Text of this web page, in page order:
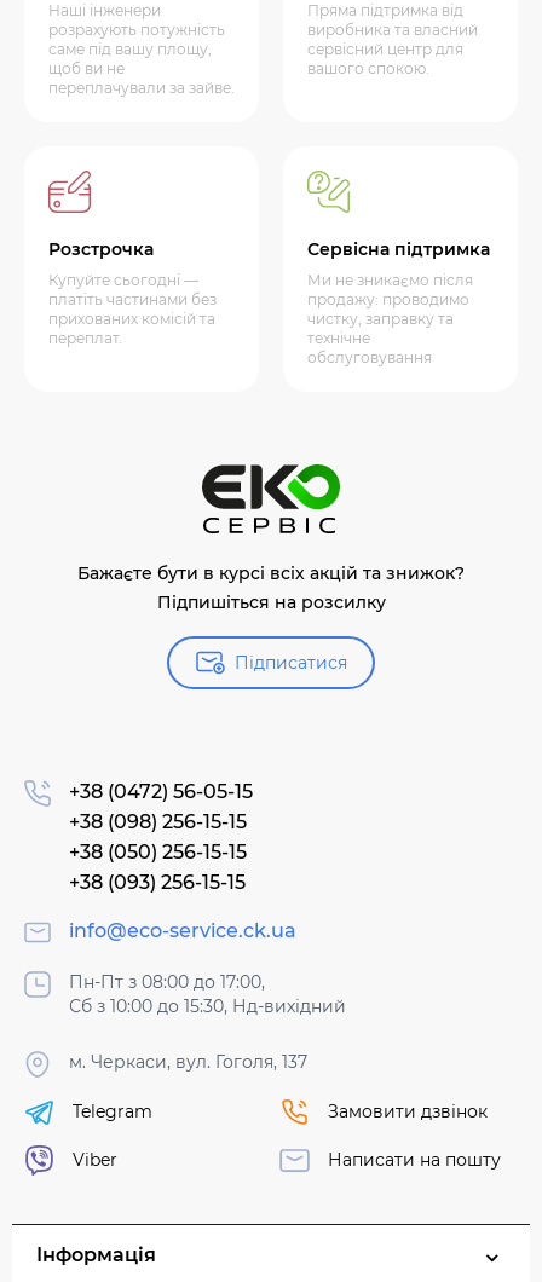
Наші інженери
розрахують потужність
саме під вашу площу,
щоб ви не
переплачували за зайве.
Пряма підтримка від
виробника та власний
сервісний центр для
вашого спокою.
Розстрочка
Купуйте сьогодні —
платіть частинами без
прихованих комісій та
переплат.
Сервісна підтримка
Ми не зникаємо після
продажу: проводимо
чистку, заправку та
технічне
обслуговування
Бажаєте бути в курсі всіх акцій та знижок?
Підпишіться на розсилку
Підписатися
+38 (0472) 56-05-15
+38 (098) 256-15-15
+38 (050) 256-15-15
+38 (093) 256-15-15
info@eco-service.ck.ua
Пн-Пт з 08:00 до 17:00,
Сб з 10:00 до 15:30, Нд-вихідний
м. Черкаси, вул. Гоголя, 137
Telegram
Viber
Замовити дзвінок
Написати на пошту
Інформація